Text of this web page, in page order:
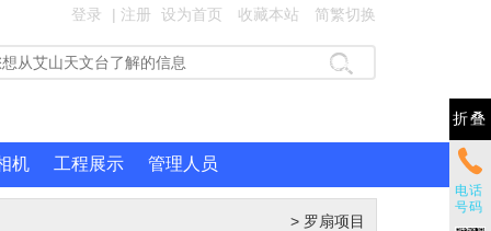
折叠
电话
号码
登录 | 注册 设为首页 收藏本站 简繁切换
机 工程展示 管理人员
> 罗扇项目